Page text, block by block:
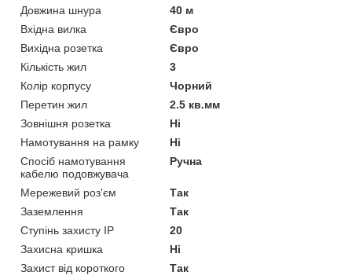
Довжина шнура
40 м
Вхідна вилка
Євро
Вихідна розетка
Євро
Кількість жил
3
Колір корпусу
Чорний
Перетин жил
2.5 кв.мм
Зовнішня розетка
Ні
Намотування на рамку
Ні
Спосіб намотування
кабелю подовжувача
Ручна
Мережевий роз'єм
Так
Заземлення
Так
Ступінь захисту IP
20
Захисна кришка
Ні
Захист від короткого
Так